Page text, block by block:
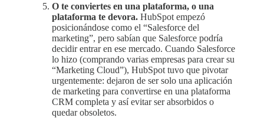
O te conviertes en una plataforma, o una
plataforma te devora. HubSpot empezó
posicionándose como el “Salesforce del
marketing”, pero sabían que Salesforce podría
decidir entrar en ese mercado. Cuando Salesforce
lo hizo (comprando varias empresas para crear su
“Marketing Cloud”), HubSpot tuvo que pivotar
urgentemente: dejaron de ser solo una aplicación
de marketing para convertirse en una plataforma
CRM completa y así evitar ser absorbidos o
quedar obsoletos.